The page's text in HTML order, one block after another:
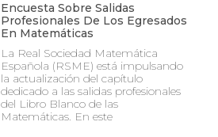
Encuesta Sobre Salidas
Profesionales De Los Egresados
En Matemáticas
La Real Sociedad Matemática
Española (RSME) está impulsando
la actualización del capítulo
dedicado a las salidas profesionales
del Libro Blanco de las
Matemáticas. En este